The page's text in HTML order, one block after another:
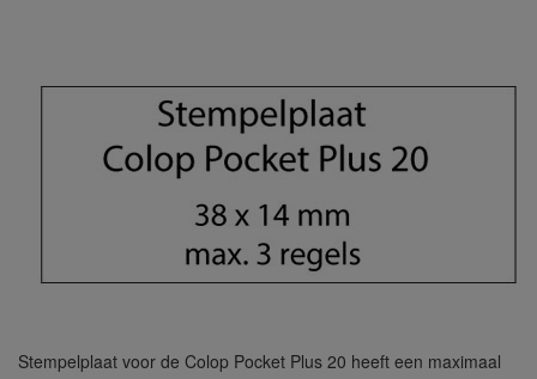
Stempelplaat voor de Colop Pocket Plus 20 heeft een maximaal